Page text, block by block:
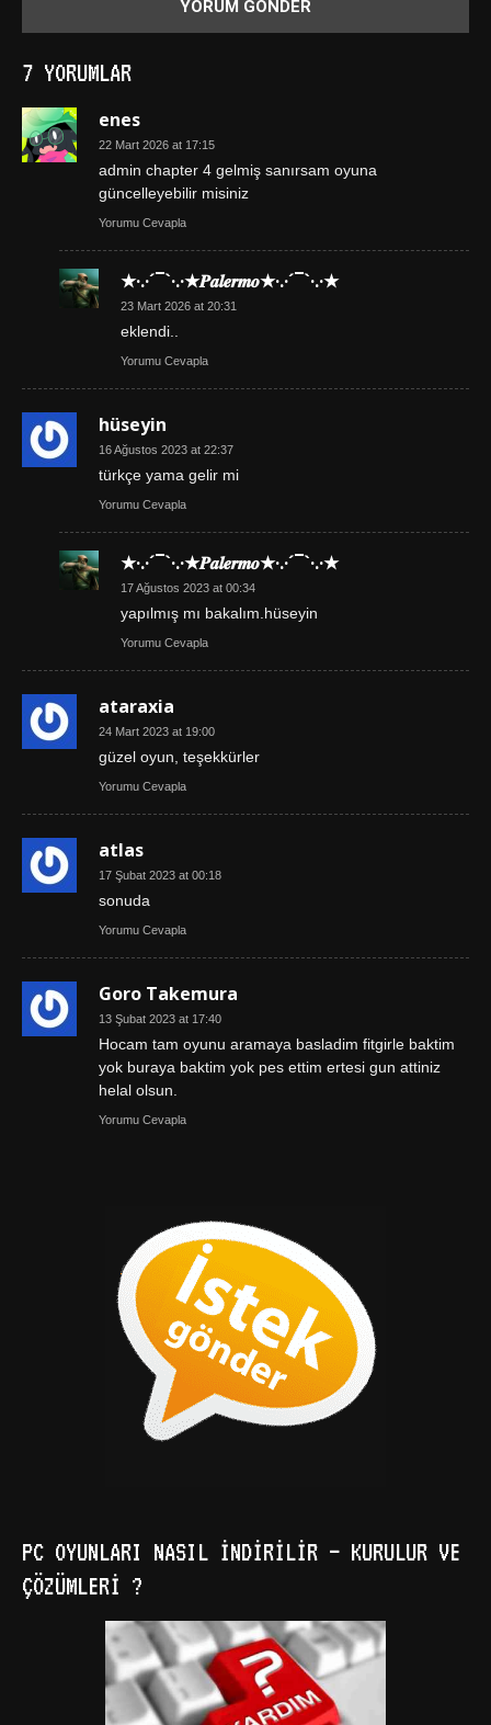
7 YORUMLAR
enes
22 Mart 2026 at 17:15
admin chapter 4 gelmiş sanırsam oyuna
güncelleyebilir misiniz
Yorumu Cevapla
★·.·´¯`·.·★𝑷𝒂𝒍𝒆𝒓𝒎𝒐★·.·´¯`·.·★
23 Mart 2026 at 20:31
eklendi..
Yorumu Cevapla
hüseyin
16 Ağustos 2023 at 22:37
türkçe yama gelir mi
Yorumu Cevapla
★·.·´¯`·.·★𝑷𝒂𝒍𝒆𝒓𝒎𝒐★·.·´¯`·.·★
17 Ağustos 2023 at 00:34
yapılmış mı bakalım.hüseyin
Yorumu Cevapla
ataraxia
24 Mart 2023 at 19:00
güzel oyun, teşekkürler
Yorumu Cevapla
atlas
17 Şubat 2023 at 00:18
sonuda
Yorumu Cevapla
Goro Takemura
13 Şubat 2023 at 17:40
Hocam tam oyunu aramaya basladim fitgirle baktim
yok buraya baktim yok pes ettim ertesi gun attiniz
helal olsun.
Yorumu Cevapla
PC OYUNLARI NASIL İNDIRILIR – KURULUR VE
ÇÖZÜMLERI ?